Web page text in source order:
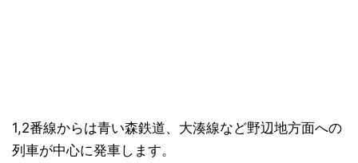
1,2番線からは青い森鉄道、大湊線など野辺地方面への
列車が中心に発車します。